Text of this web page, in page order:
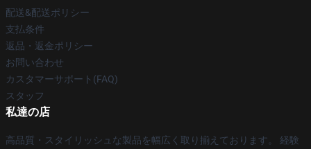
配送&配送ポリシー
支払条件
返品・返金ポリシー
お問い合わせ
カスタマーサポート(FAQ)
スタッフ
私達の店
高品質・スタイリッシュな製品を幅広く取り揃えております。 経験